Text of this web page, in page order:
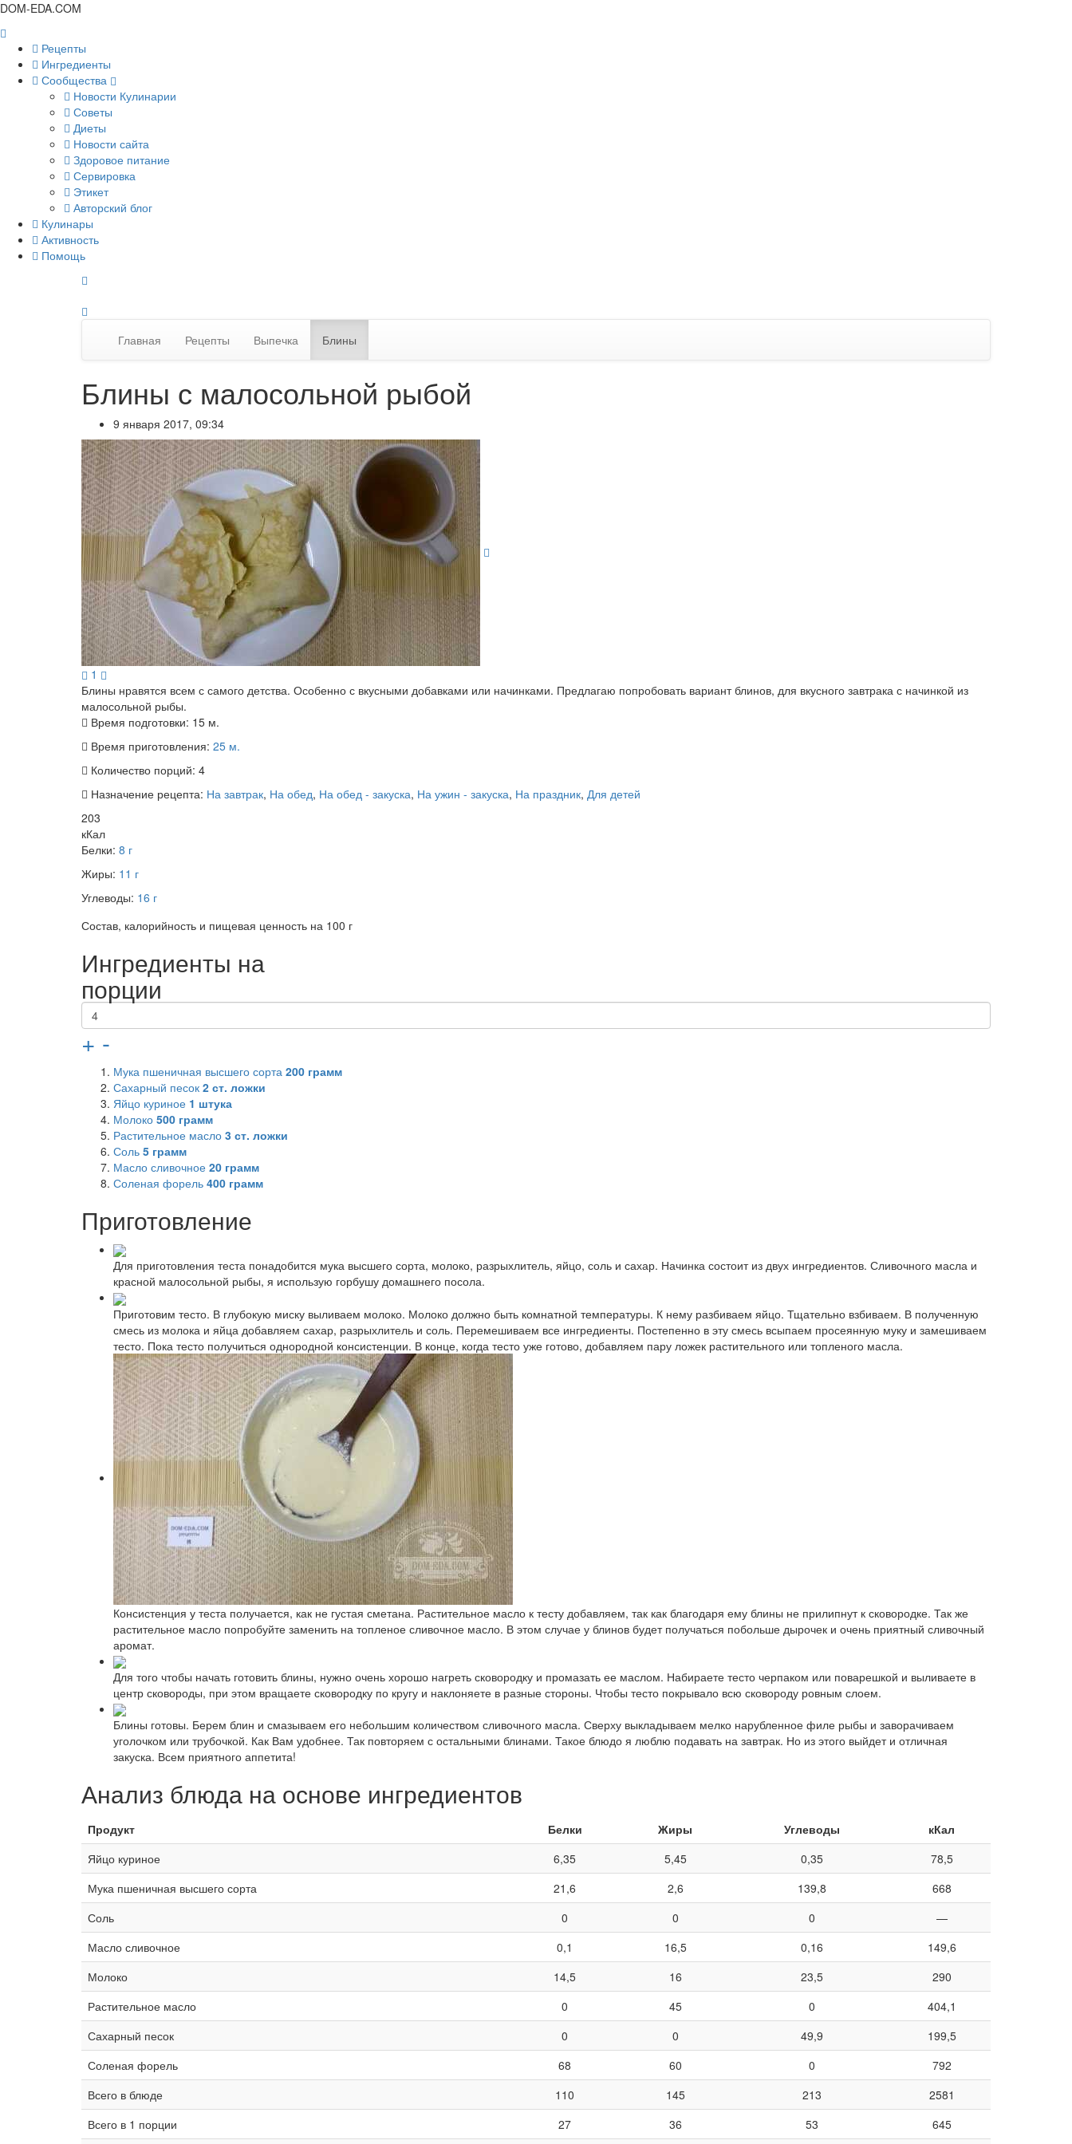
DOM-EDA.COM
Рецепты
Ингредиенты
Сообщества
Новости Кулинарии
Советы
Диеты
Новости сайта
Здоровое питание
Сервировка
Этикет
Авторский блог
Кулинары
Активность
Помощь
Главная Рецепты Выпечка Блины
Блины с малосольной рыбой
9 января 2017, 09:34
1
Блины нравятся всем с самого детства. Особенно с вкусными добавками или начинками. Предлагаю попробовать вариант блинов, для вкусного завтрака с начинкой из
малосольной рыбы.
Время подготовки: 15 м.
Время приготовления: 25 м.
Количество порций: 4
Назначение рецепта: На завтрак, На обед, На обед - закуска, На ужин - закуска, На праздник, Для детей
203
кКал
Белки: 8 г
Жиры: 11 г
Углеводы: 16 г
Состав, калорийность и пищевая ценность на 100 г
Ингредиенты на
порции
+ -
Мука пшеничная высшего сорта 200 грамм
Сахарный песок 2 ст. ложки
Яйцо куриное 1 штука
Молоко 500 грамм
Растительное масло 3 ст. ложки
Соль 5 грамм
Масло сливочное 20 грамм
Соленая форель 400 грамм
Приготовление
Для приготовления теста понадобится мука высшего сорта, молоко, разрыхлитель, яйцо, соль и сахар. Начинка состоит из двух ингредиентов. Сливочного масла и
красной малосольной рыбы, я использую горбушу домашнего посола.
Приготовим тесто. В глубокую миску выливаем молоко. Молоко должно быть комнатной температуры. К нему разбиваем яйцо. Тщательно взбиваем. В полученную
смесь из молока и яйца добавляем сахар, разрыхлитель и соль. Перемешиваем все ингредиенты. Постепенно в эту смесь всыпаем просеянную муку и замешиваем
тесто. Пока тесто получиться однородной консистенции. В конце, когда тесто уже готово, добавляем пару ложек растительного или топленого масла.
Консистенция у теста получается, как не густая сметана. Растительное масло к тесту добавляем, так как благодаря ему блины не прилипнут к сковородке. Так же
растительное масло попробуйте заменить на топленое сливочное масло. В этом случае у блинов будет получаться побольше дырочек и очень приятный сливочный
аромат.
Для того чтобы начать готовить блины, нужно очень хорошо нагреть сковородку и промазать ее маслом. Набираете тесто черпаком или поварешкой и выливаете в
центр сковороды, при этом вращаете сковородку по кругу и наклоняете в разные стороны. Чтобы тесто покрывало всю сковороду ровным слоем.
Блины готовы. Берем блин и смазываем его небольшим количеством сливочного масла. Сверху выкладываем мелко нарубленное филе рыбы и заворачиваем
уголочком или трубочкой. Как Вам удобнее. Так повторяем с остальными блинами. Такое блюдо я люблю подавать на завтрак. Но из этого выйдет и отличная
закуска. Всем приятного аппетита!
Анализ блюда на основе ингредиентов
Продукт Белки Жиры Углеводы
кКал
Яйцо куриное
6,35 5,45 0,35
78,5
Мука пшеничная высшего сорта
21,6 2,6 139,8
668
Соль
0 0 0
—
Масло сливочное
0,1 16,5 0,16
149,6
Молоко
14,5 16 23,5
290
Растительное масло
0 45 0
404,1
Сахарный песок
0 0 49,9
199,5
Соленая форель
68 60 0
792
Всего в блюде
110 145 213
2581
Всего в 1 порции
27 36 53 645